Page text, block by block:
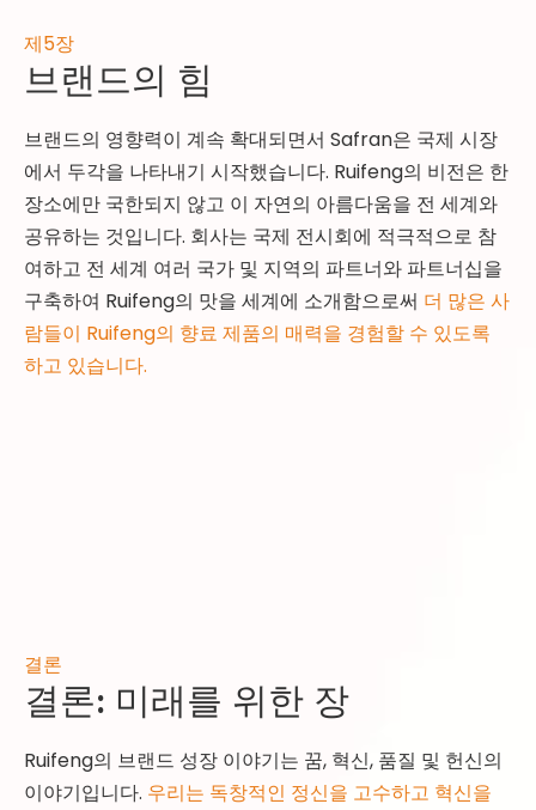
제5장
브랜드의 힘
브랜드의 영향력이 계속 확대되면서 Safran은 국제 시장
에서 두각을 나타내기 시작했습니다. Ruifeng의 비전은 한
장소에만 국한되지 않고 이 자연의 아름다움을 전 세계와
공유하는 것입니다. 회사는 국제 전시회에 적극적으로 참
여하고 전 세계 여러 국가 및 지역의 파트너와 파트너십을
구축하여 Ruifeng의 맛을 세계에 소개함으로써 더 많은 사
람들이 Ruifeng의 향료 제품의 매력을 경험할 수 있도록
하고 있습니다.
결론
결론: 미래를 위한 장
Ruifeng의 브랜드 성장 이야기는 꿈, 혁신, 품질 및 헌신의
이야기입니다. 우리는 독창적인 정신을 고수하고 혁신을